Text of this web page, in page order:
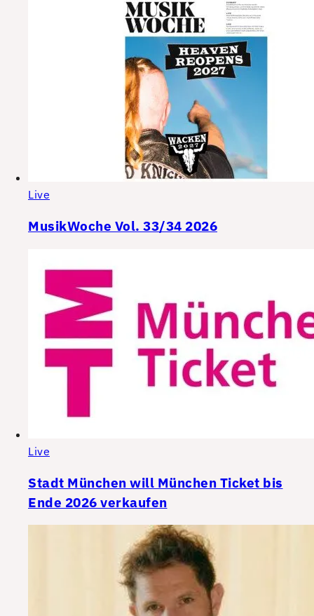
Live
MusikWoche Vol. 33/34 2026
Live
Stadt München will München Ticket bis
Ende 2026 verkaufen